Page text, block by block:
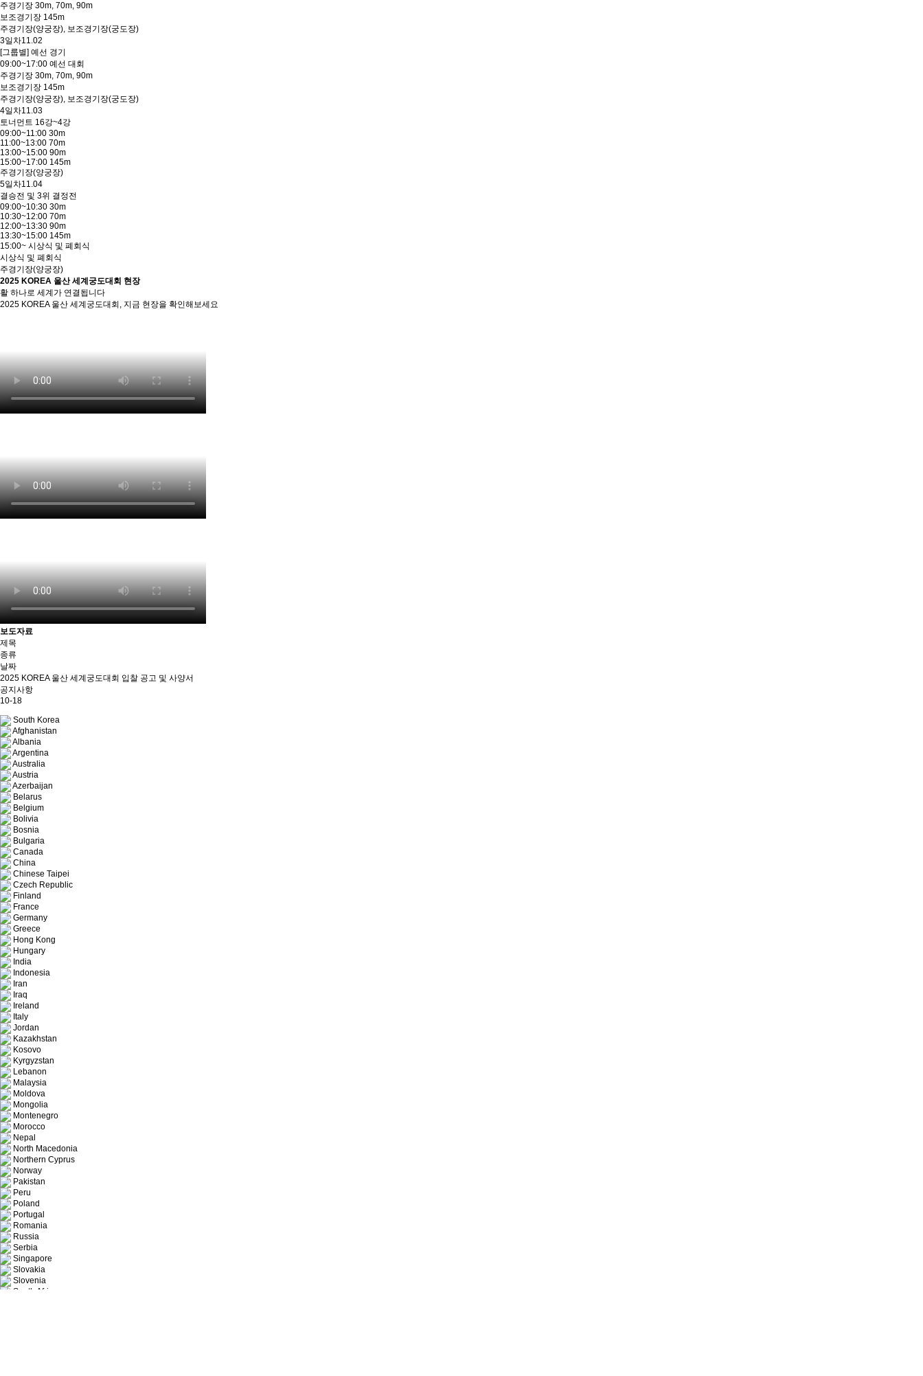
주경기장 30m, 70m, 90m
보조경기장 145m
주경기장(양궁장), 보조경기장(궁도장)
3일차11.02
[그룹별] 예선 경기
09:00~17:00 예선 대회
주경기장 30m, 70m, 90m
보조경기장 145m
주경기장(양궁장), 보조경기장(궁도장)
4일차11.03
토너먼트 16강~4강
09:00~11:00 30m
11:00~13:00 70m
13:00~15:00 90m
15:00~17:00 145m
주경기장(양궁장)
5일차11.04
결승전 및 3위 결정전
09:00~10:30 30m
10:30~12:00 70m
12:00~13:30 90m
13:30~15:00 145m
15:00~ 시상식 및 폐회식
시상식 및 폐회식
주경기장(양궁장)
2025 KOREA 울산 세계궁도대회 현장
활 하나로 세계가 연결됩니다
2025 KOREA 울산 세계궁도대회, 지금 현장을 확인해보세요
보도자료
제목
종류
날짜
2025 KOREA 울산 세계궁도대회 입찰 공고 및 사양서
공지사항
10-18
South Korea
Afghanistan
Albania
Argentina
Australia
Austria
Azerbaijan
Belarus
Belgium
Bolivia
Bosnia
Bulgaria
Canada
China
Chinese Taipei
Czech Republic
Finland
France
Germany
Greece
Hong Kong
Hungary
India
Indonesia
Iran
Iraq
Ireland
Italy
Jordan
Kazakhstan
Kosovo
Kyrgyzstan
Lebanon
Malaysia
Moldova
Mongolia
Montenegro
Morocco
Nepal
North Macedonia
Northern Cyprus
Norway
Pakistan
Peru
Poland
Portugal
Romania
Russia
Serbia
Singapore
Slovakia
Slovenia
South Africa